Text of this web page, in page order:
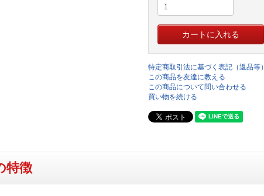
特定商取引法に基づく表記（返品等）
この商品を友達に教える
この商品について問い合わせる
買い物を続ける
特徴